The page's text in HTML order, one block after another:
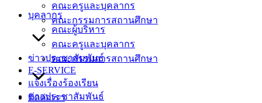
บุคลากร
คณะผู้บริหาร
คณะครูและบุคลากร
คณะกรรมการสถานศึกษา
ข่าวประชาสัมพันธ์
คณะครูและบุคลากร
คณะกรรมการสถานศึกษา
ข่าวประชาสัมพันธ์
E-SERVICE
แจ้งเรื่องร้องเรียน
ติดต่อเรา